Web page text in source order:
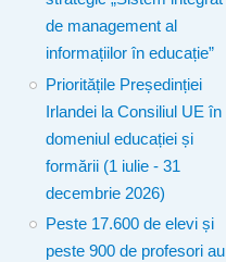
de management al
informațiilor în educație”
Prioritățile Președinției
Irlandei la Consiliul UE în
domeniul educației și
formării (1 iulie - 31
decembrie 2026)
Peste 17.600 de elevi și
peste 900 de profesori au